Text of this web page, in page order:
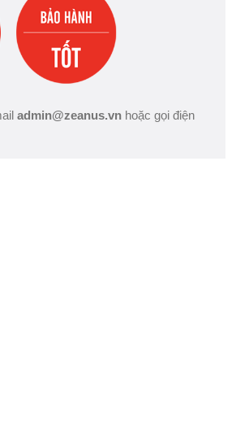
admin@zeanus.vn hoặc gọi điện